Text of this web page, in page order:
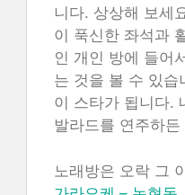
니다. 상상해 보세
이 푹신한 좌석과
인 개인 방에 들어
는 것을 볼 수 있습
이 스타가 됩니다.
발라드를 연주하
노래방은 오락 그